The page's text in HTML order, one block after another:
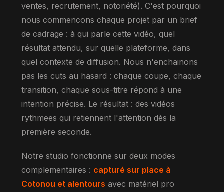
ventes, recrutement, notoriété). C'est pourquoi
nous commencons chaque projet par un brief
de cadrage : à qui parle cette vidéo, quel
résultat attendu, sur quelle plateforme, dans
quel contexte de diffusion. Nous n'enchainons
pas les cuts au hasard : chaque coupe, chaque
transition, chaque sous-titre répond à une
intention précise. Le résultat : des vidéos
rythmees qui retiennent l'attention dès la
première seconde.
Notre studio fonctionne sur deux modes
complementaires : capturé sur place à
Cotonou et alentours avec matériel pro